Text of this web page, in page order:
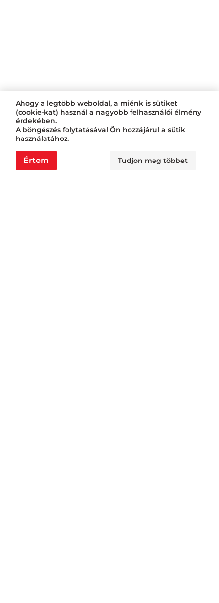
Ahogy a legtöbb weboldal, a miénk is sütiket
(cookie-kat) használ a nagyobb felhasználói élmény
érdekében.
A böngészés folytatásával Ön hozzájárul a sütik
használatához.
Értem Tudjon meg többet